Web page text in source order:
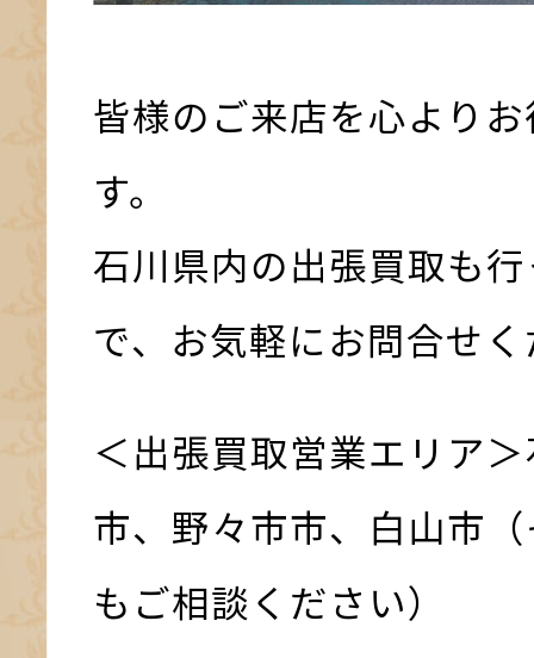
皆様のご来店を心より
す。
石川県内の出張買取も
で、お気軽にお問合せ
＜出張買取営業エリア
市、野々市市、白山市
もご相談ください）